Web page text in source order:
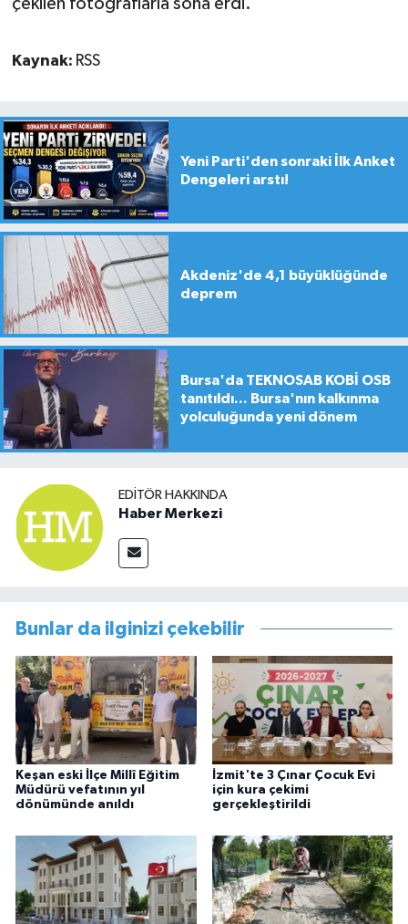
çekilen fotoğraflarla sona erdi.
Kaynak: RSS
Yeni Parti'den sonraki İlk Anket
Dengeleri arstı!
Akdeniz'de 4,1 büyüklüğünde
deprem
Bursa'da TEKNOSAB KOBİ OSB
tanıtıldı... Bursa'nın kalkınma
yolculuğunda yeni dönem
EDITÖR HAKKINDA
Haber Merkezi
Bunlar da ilginizi çekebilir
Keşan eski İlçe Millî Eğitim
Müdürü vefatının yıl
dönümünde anıldı
İzmit'te 3 Çınar Çocuk Evi
için kura çekimi
gerçekleştirildi